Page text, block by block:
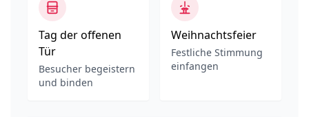
Tag der offenen
Tür
Besucher begeistern
und binden
Weihnachtsfeier
Festliche Stimmung
einfangen